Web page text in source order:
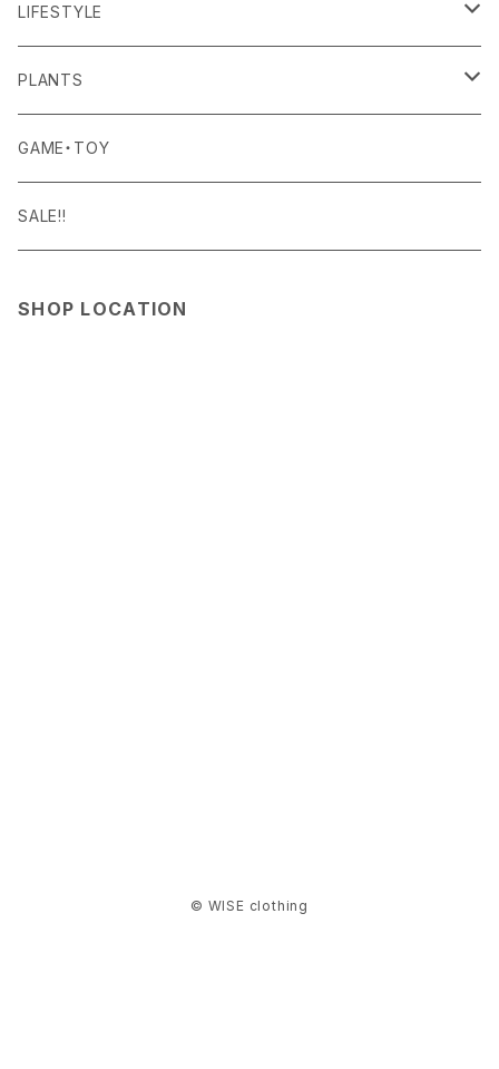
BAICYCLON
BISQUE
Curry Mason
Detail
BOTTOMS
ROOM WEAR
SHOES
HAT・CAP
LIGHTING
MILITARY GOODS
NITE IZE
S-BBINER
RGM
FOOD
DRINK
KITCHEN GOODS
TABLEWARE
LIFESTYLE
ALOMA
ART PIECE
BODY & SKIN CARE
PLANTS
POTTED PLANTS
TERRARIUM
GAME・TOY
SALE!!
SHOP LOCATION
© WISE clothing